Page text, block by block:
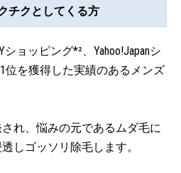
チクとしてくる方
ョッピング*²、Yahoo!Japanシ
位を獲得した実績のあるメンズ
れ、悩みの元であるムダ毛に
しゴッソリ除毛します。